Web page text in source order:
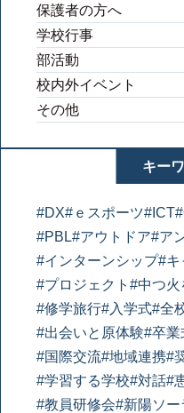
保護者の方へ
学校行事
部活動
校内外イベント
その他
キー
#DX#ｅスポーツ#ICT
#PBL#アウトドア#ア
#インターンシップ#キ
#プロジェクト #中つ火
#修学旅行#入学式#全
#出会いと原体験#卒業
#国際交流#地域連携#
#学習する学校#対話#
#教員研修会#新陽ソー